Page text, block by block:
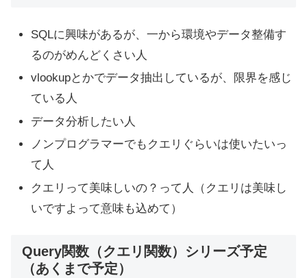
SQLに興味があるが、一から環境やデータ整備す
るのがめんどくさい人
vlookupとかでデータ抽出しているが、限界を感じ
ている人
データ分析したい人
ノンプログラマーでもクエリぐらいは使いたいっ
て人
クエリって美味しいの？って人（クエリは美味し
いですよって意味も込めて）
Query関数（クエリ関数）シリーズ予定
（あくまで予定）